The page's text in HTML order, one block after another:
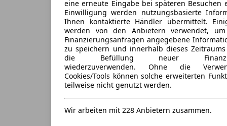
eine erneute Eingabe bei späteren
Einwilligung werden nutzungsbasierte
Ihnen kontaktierte Händler übermittelt.
werden von den Anbietern verwendet,
Finanzierungsanfragen angegebene
zu speichern und innerhalb dieses
die Befüllung neuer
wiederzuverwenden. Ohne die
Cookies/Tools können solche erweiterten
teilweise nicht genutzt werden.
Wir arbeiten mit 228 Anbietern zusammen.